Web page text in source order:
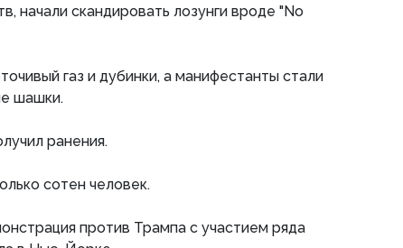
начали скандировать лозунги вроде "No
газ и дубинки, а манифестанты стали
шашки.
ранения.
сотен человек.
против Трампа с участием ряда